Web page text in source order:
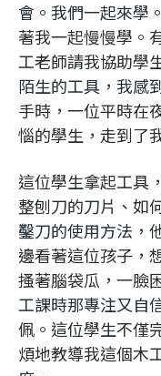
會。我們一起來學
著我一起慢慢學。
工老師請我協助學
陌生的工具，我感
手時，一位平時在
惱的學生，走到了
這位學生拿起工具
整刨刀的刀片、如
鑿刀的使用方法，
邊看著這位孩子，
搔著腦袋瓜，一臉
工課時那專注又自
佩。這位學生不僅
煩地教導我這個木